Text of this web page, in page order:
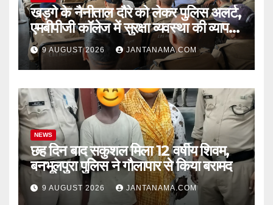
खड़गे के नैनीताल दौरे को लेकर पुलिस अलर्ट,
एमबीपीजी कॉलेज में सुरक्षा व्यवस्था की व्यापक
ब्रीफिंग
9 AUGUST 2026 JANTANAMA.COM
NEWS
छह दिन बाद सकुशल मिला 12 वर्षीय शिवम,
बनभूलपुरा पुलिस ने गौलापार से किया बरामद
9 AUGUST 2026 JANTANAMA.COM